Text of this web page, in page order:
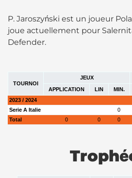
P. Jaroszyński est un joueur
joue actuellement pour
Defender.
TOURNOI
JEUX
APPLICATION
LIN MIN.
2023 / 2024
Serie A Italie
0
Total
0 0 0